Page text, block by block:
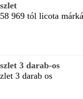
969 tól licota
3 darab-os
3 darab os